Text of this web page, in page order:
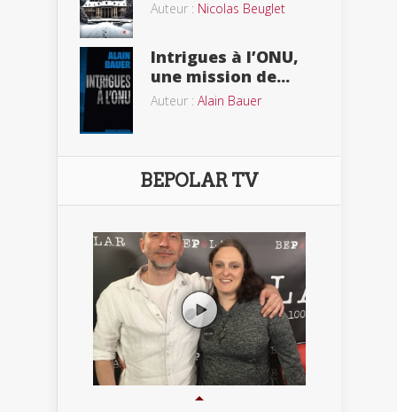
Auteur : Nicolas Beuglet
Intrigues à l’ONU,
une mission de...
Auteur : Alain Bauer
BEPOLAR TV